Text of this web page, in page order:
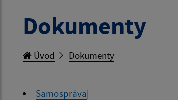
Dokumenty
Úvod Dokumenty
Samospráva|